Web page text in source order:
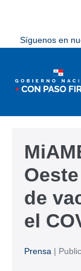
Síguenos en
de
el
Prensa |